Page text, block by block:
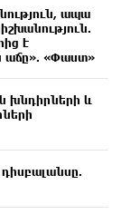
ապա
է
աճը». «Փաստ»
խնդիրների և